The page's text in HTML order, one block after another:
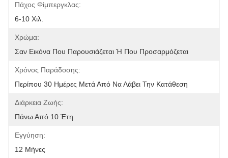
Πάχος Φίμπεργκλας:
6-10 Χιλ.
Χρώμα:
Σαν Εικόνα Που Παρουσιάζεται Ή Που Προσαρμόζεται
Χρόνος Παράδοσης:
Περίπου 30 Ημέρες Μετά Από Να Λάβει Την Κατάθεση
Διάρκεια Ζωής:
Πάνω Από 10 Έτη
Εγγύηση:
12 Μήνες